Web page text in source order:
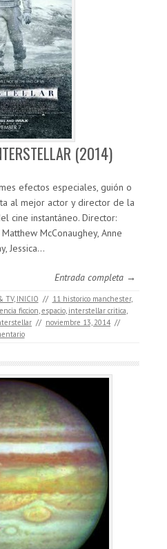
(2014)
efectos especiales, guión o
al mejor actor y director de la
cine instantáneo. Director:
McConaughey, Anne
Jessica…
Entrada completa →
TV, INICIO // 11 historico manchester,
ficcion,espacio, interstellar critica,
// noviembre 13, 2014 //